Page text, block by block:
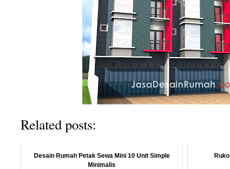
Related posts:
Desain Rumah Petak Sewa Mini 10 Unit Simple
Minimalis